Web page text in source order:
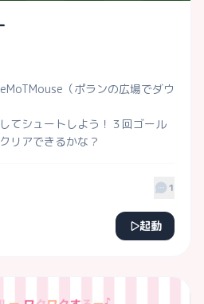
（ポランの広場でダウ
てシュートしよう！３回ゴール
リアできるかな？
1
起動